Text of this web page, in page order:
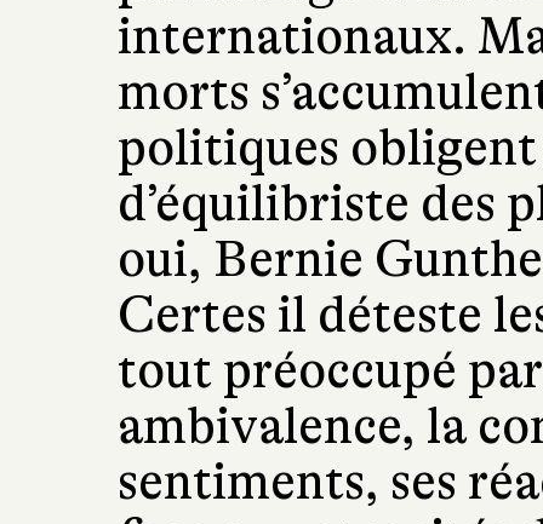
internationaux.
morts
politiques
d’équilibriste des
oui, Bernie
Certes il déteste
tout préoccupé
ambivalence, la
sentiments, ses